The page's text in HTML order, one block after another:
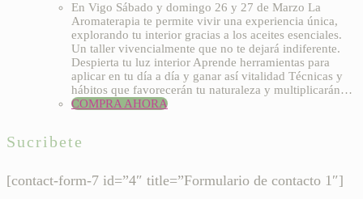
En Vigo Sábado y domingo 26 y 27 de Marzo La
Aromaterapia te permite vivir una experiencia única,
explorando tu interior gracias a los aceites esenciales.
Un taller vivencialmente que no te dejará indiferente.
Despierta tu luz interior Aprende herramientas para
aplicar en tu día a día y ganar así vitalidad Técnicas y
hábitos que favorecerán tu naturaleza y multiplicarán…
COMPRA AHORA
Sucribete
[contact-form-7 id=”4″ title=”Formulario de contacto 1″]